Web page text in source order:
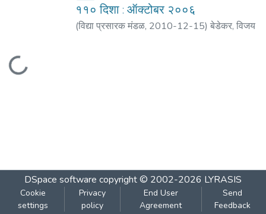
Loading...
११० दिशा : ऑक्टोबर २००६
(विद्या प्रसारक मंडळ, 2010-12-15) बेडेकर, विजय
DSpace software copyright © 2002-2026 LYRASIS
Cookie
settings
Privacy
policy
End User
Agreement
Send
Feedback